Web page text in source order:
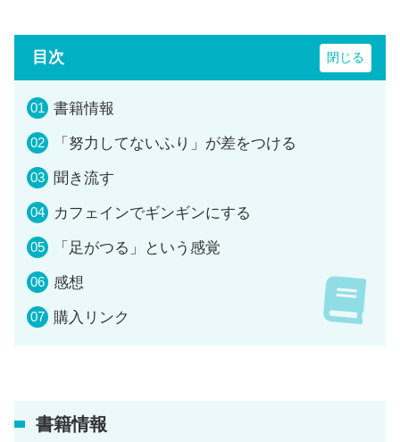
目次
書籍情報
「努力してないふり」が差をつける
聞き流す
カフェインでギンギンにする
「足がつる」という感覚
感想
購入リンク
書籍情報